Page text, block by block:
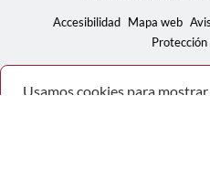
Accesibilidad Mapa web
Usamos cookies para